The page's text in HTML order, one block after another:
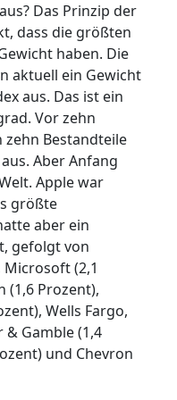
Das Prinzip der
dass die größten
haben. Die
aktuell ein Gewicht
aus. Das ist ein
Vor zehn
zehn Bestandteile
Aber Anfang
Apple war
größte
aber ein
gefolgt von
(2,1
(1,6 Prozent),
Wells Fargo,
Gamble (1,4
und Chevron